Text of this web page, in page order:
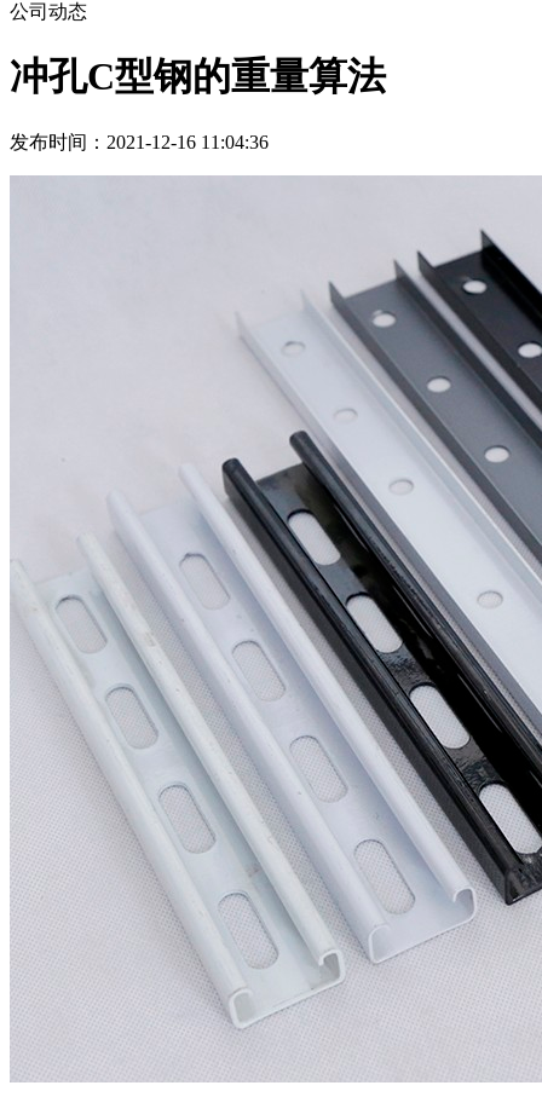
公司动态
冲孔C型钢的重量算法
发布时间：2021-12-16 11:04:36